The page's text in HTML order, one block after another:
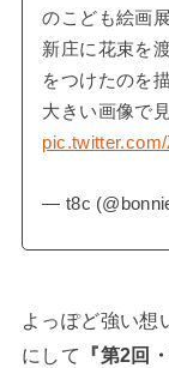
のこども絵画
新庄に花束を
をつけたのを
大きい画像で
— t8c
よっぽど強い想
にして
『第2回